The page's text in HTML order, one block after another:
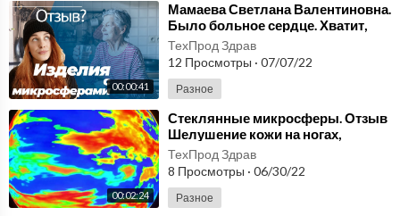
00:00:41
⁣Мамаева Светлана Валентиновна.
Было больное сердце. Хватит,
узнай как! Реальные
Микросферы отзывы!
ТехПрод Здрав
12 Просмотры · 07/07/22
Разное
00:02:24
⁣Стеклянные микросферы. Отзыв
Шелушение кожи на ногах,
крепкий и здоровый сон.
Реальные отзывы!
ТехПрод Здрав
8 Просмотры · 06/30/22
Разное